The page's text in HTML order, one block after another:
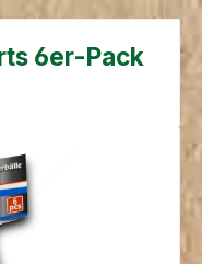
6er-Pack